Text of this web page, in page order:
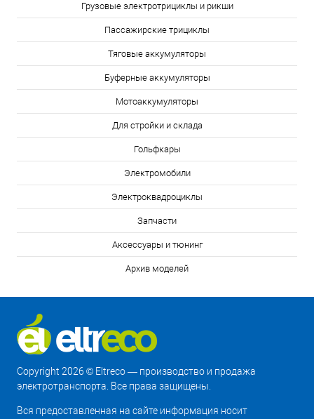
Грузовые электротрициклы и рикши
Пассажирские трициклы
Тяговые аккумуляторы
Буферные аккумуляторы
Мотоаккумуляторы
Для стройки и склада
Гольфкары
Электромобили
Электроквадроциклы
Запчасти
Аксессуары и тюнинг
Архив моделей
Copyright 2026 © Eltreco — производство и продажа
электротранспорта. Все права защищены.
Вся предоставленная на сайте информация носит